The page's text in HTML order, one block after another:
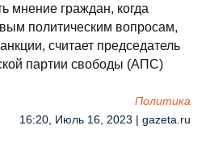
мнение граждан, когда
политическим вопросам,
считает председатель
партии свободы (АПС)
Политика
16:20, Июль 16, 2023 | gazeta.ru